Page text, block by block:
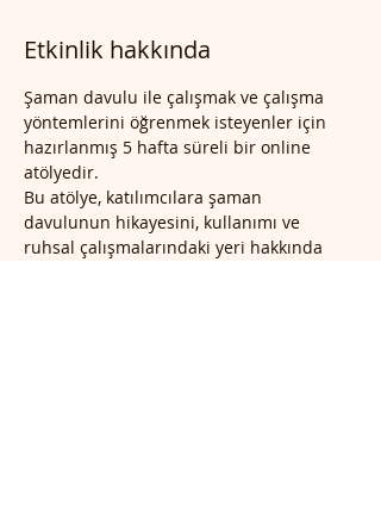
Etkinlik hakkında
Şaman davulu ile çalışmak ve çalışma
yöntemlerini öğrenmek isteyenler için
hazırlanmış 5 hafta süreli bir online
atölyedir.
Bu atölye, katılımcılara şaman
davulunun hikayesini, kullanımı ve
ruhsal çalışmalarındaki yeri hakkında